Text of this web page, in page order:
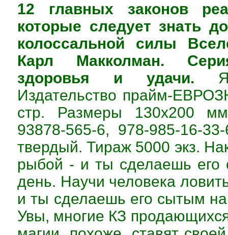
12 главных законов
которые следует знать
колоссальной силы
Карл Макколман.
здоровья и удачи.
Издательство прайм-
стр. Размеры 130х200
93878-565-6, 978-985-16-
твердый. Тираж 5000 экз.
рыбой - и ты сделаешь
день. Научи человека
и ты сделаешь его сытым
Увы, многие КЗ